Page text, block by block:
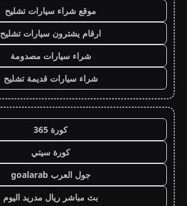
موقع شراء سيارات تشليح
ارقام يشترون سيارات تشليح
شراء سيارات مصدومة
شراء سيارات قديمة تشليح
كورة 365
كورة سيتي
جول العرب goalarab
بث مباشر ريال مدريد اليوم